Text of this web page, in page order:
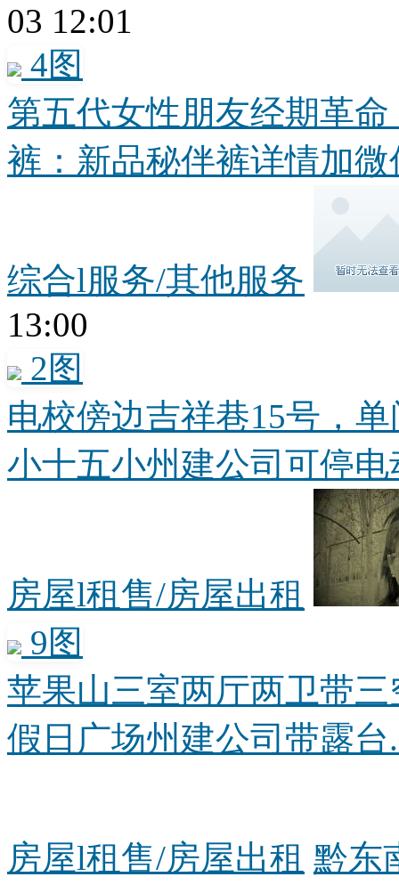
03 12:01
4图
第五代女性朋友经期革
裤：新品秘伴裤详情加微
综合l服务/其他服务
13:00
2图
电校傍边吉祥巷15号，
小十五小州建公司可停电
房屋l租售/房屋出租
9图
苹果山三室两厅两卫带
假日广场州建公司带露台
房屋l租售/房屋出租 黔东